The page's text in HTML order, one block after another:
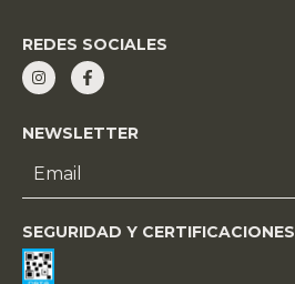
REDES SOCIALES
NEWSLETTER
SEGURIDAD Y CERTIFICACIONES